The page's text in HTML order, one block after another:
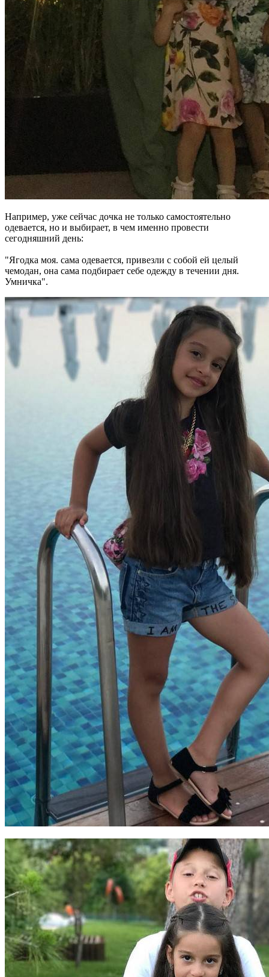
Например, уже сейчас дочка не только самостоятельно
одевается, но и выбирает, в чем именно провести
сегодняшний день:
"Ягодка моя. сама одевается, привезли с собой ей целый
чемодан, она сама подбирает себе одежду в течении дня.
Умничка".